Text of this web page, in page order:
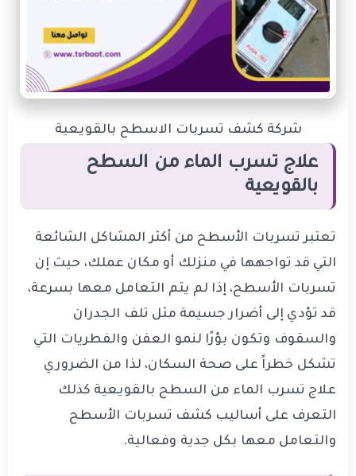
شركة كشف تسربات الاسطح بالقويعية
علاج تسرب الماء من السطح
بالقويعية
تعتبر تسربات الأسطح من أكثر المشاكل الشائعة
التي قد تواجهها في منزلك أو مكان عملك، حيث إن
تسربات الأسطح، إذا لم يتم التعامل معها بسرعة،
قد تؤدي إلى أضرار جسيمة مثل تلف الجدران
والسقوف وتكون بؤرًا لنمو العفن والفطريات التي
تشكل خطراً على صحة السكان، لذا من الضروري
علاج تسرب الماء من السطح بالقويعية كذلك
التعرف على أساليب كشف تسربات الأسطح
والتعامل معها بكل جدية وفعالية.